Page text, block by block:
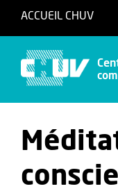
ACCUEIL CHUV